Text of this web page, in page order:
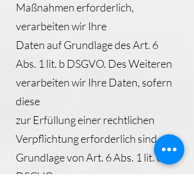
Maßnahmen erforderlich,
verarbeiten wir Ihre
Daten auf Grundlage des Art. 6
Abs. 1 lit. b DSGVO. Des Weiteren
verarbeiten wir Ihre Daten, sofern
diese
zur Erfüllung einer rechtlichen
Verpflichtung erforderlich sind auf
Grundlage von Art. 6 Abs. 1 lit. c
DSGVO.